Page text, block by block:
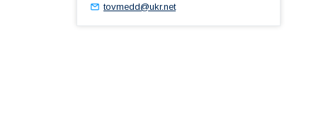
tovmedd@ukr.net